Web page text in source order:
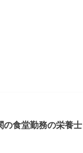
の食堂勤務の栄養士